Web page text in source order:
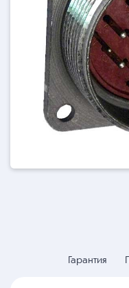
Гарантия